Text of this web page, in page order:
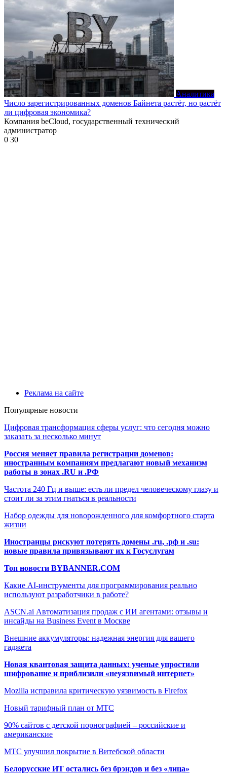
Аналитика
Число зарегистрированных доменов Байнета растёт, но растёт
ли цифровая экономика?
Компания beCloud, государственный технический
администратор
0 30
Реклама на сайте
Популярные новости
Цифровая трансформация сферы услуг: что сегодня можно
заказать за несколько минут
Россия меняет правила регистрации доменов:
иностранным компаниям предлагают новый механизм
работы в зонах .RU и .РФ
Частота 240 Гц и выше: есть ли предел человеческому глазу и
стоит ли за этим гнаться в реальности
Набор одежды для новорожденного для комфортного старта
жизни
Иностранцы рискуют потерять домены .ru, .рф и .su:
новые правила привязывают их к Госуслугам
Топ новости BYBANNER.COM
Какие AI-инструменты для программирования реально
используют разработчики в работе?
ASCN.ai Автоматизация продаж с ИИ агентами: отзывы и
инсайды на Business Event в Москве
Внешние аккумуляторы: надежная энергия для вашего
гаджета
Новая квантовая защита данных: ученые упростили
шифрование и приблизили «неуязвимый интернет»
Mozilla исправила критическую уязвимость в Firefox
Новый тарифный план от МТС
90% сайтов с детской порнографией – российские и
американские
МТС улучшил покрытие в Витебской области
Белорусские ИТ остались без брэндов и без «лица»